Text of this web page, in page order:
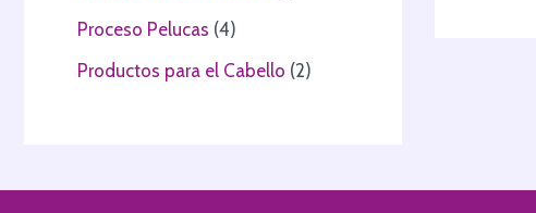
Proceso Pelucas 4
Productos para el Cabello 2